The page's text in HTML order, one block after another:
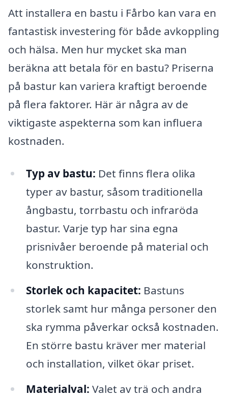
Att installera en bastu i Fårbo kan vara en
fantastisk investering för både avkoppling
och hälsa. Men hur mycket ska man
beräkna att betala för en bastu? Priserna
på bastur kan variera kraftigt beroende
på flera faktorer. Här är några av de
viktigaste aspekterna som kan influera
kostnaden.
Typ av bastu: Det finns flera olika
typer av bastur, såsom traditionella
ångbastu, torrbastu och infraröda
bastur. Varje typ har sina egna
prisnivåer beroende på material och
konstruktion.
Storlek och kapacitet: Bastuns
storlek samt hur många personer den
ska rymma påverkar också kostnaden.
En större bastu kräver mer material
och installation, vilket ökar priset.
Materialval: Valet av trä och andra